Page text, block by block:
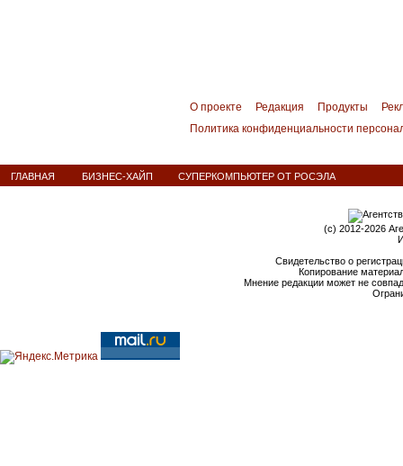
О проекте Редакция Продукты
Политика конфиденциальности
ГЛАВНАЯ БИЗНЕС-ХАЙП СУПЕРКОМПЬЮТЕР ОТ РОСЭЛА
(c) 2012-2026
Свидетельство о
Копирование
Мнение редакции может не